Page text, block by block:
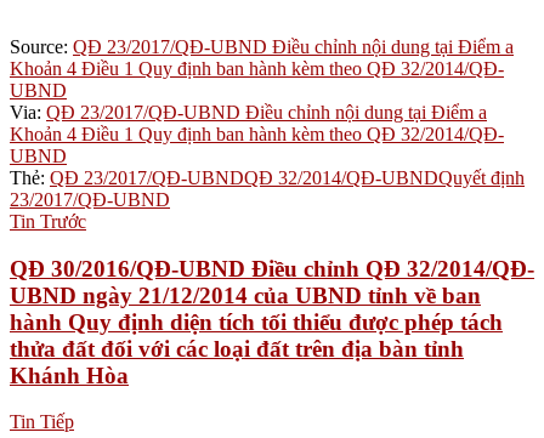
Source: QĐ 23/2017/QĐ-UBND Điều chỉnh nội dung tại Điểm a
Khoản 4 Điều 1 Quy định ban hành kèm theo QĐ 32/2014/QĐ-
UBND
Via: QĐ 23/2017/QĐ-UBND Điều chỉnh nội dung tại Điểm a
Khoản 4 Điều 1 Quy định ban hành kèm theo QĐ 32/2014/QĐ-
UBND
Thẻ: QĐ 23/2017/QĐ-UBNDQĐ 32/2014/QĐ-UBNDQuyết định
23/2017/QĐ-UBND
Tin Trước
QĐ 30/2016/QĐ-UBND Điều chỉnh QĐ 32/2014/QĐ-
UBND ngày 21/12/2014 của UBND tỉnh về ban
hành Quy định diện tích tối thiểu được phép tách
thửa đất đối với các loại đất trên địa bàn tỉnh
Khánh Hòa
Tin Tiếp